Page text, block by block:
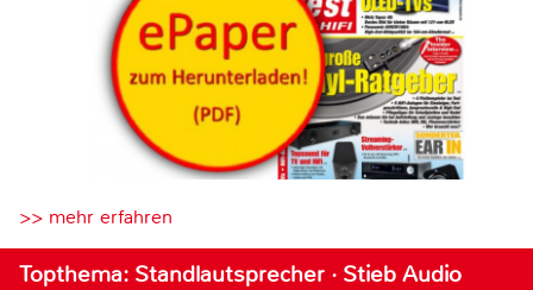
>> mehr erfahren
Topthema: Standlautsprecher · Stieb Audio